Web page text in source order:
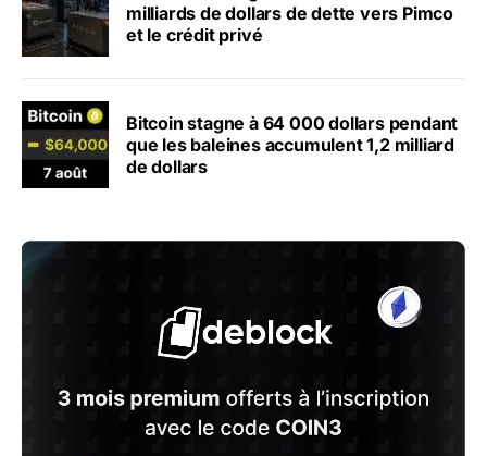
milliards de dollars de dette vers Pimco
et le crédit privé
Bitcoin stagne à 64 000 dollars pendant
que les baleines accumulent 1,2 milliard
de dollars